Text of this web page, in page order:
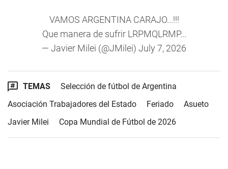
VAMOS ARGENTINA CARAJO...!!!
Que manera de sufrir LRPMQLRMP...
— Javier Milei (@JMilei) July 7, 2026
TEMAS
Selección de fútbol de Argentina
Asociación Trabajadores del Estado
Feriado
Asueto
Javier Milei
Copa Mundial de Fútbol de 2026